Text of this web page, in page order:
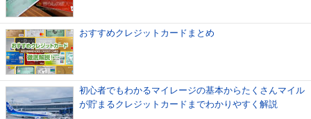
おすすめクレジットカードまとめ
初心者でもわかるマイレージの基本からたくさんマイル
が貯まるクレジットカードまでわかりやすく解説